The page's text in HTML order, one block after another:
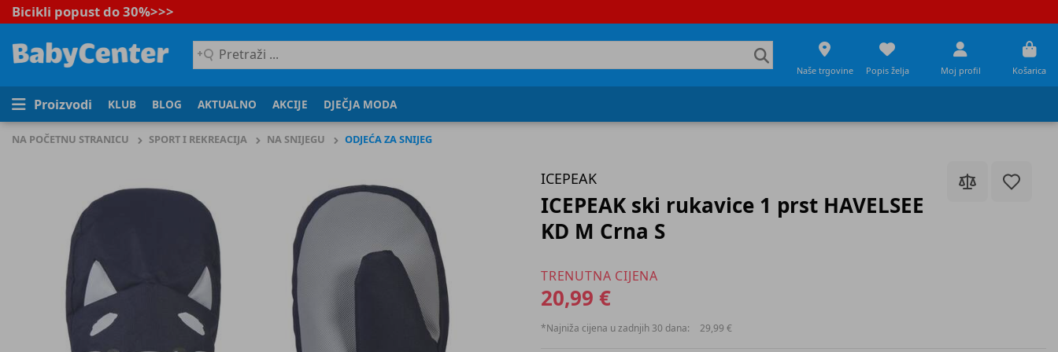
Bicikli popust do 30%>>>
Pretraži
...
Naše trgovine Popis želja Moj profil Košarica
Proizvodi KLUB BLOG AKTUALNO AKCIJE DJEČJA MODA
NA POČETNU STRANICU SPORT I REKREACIJA NA SNIJEGU ODJEĆA ZA SNIJEG
ICEPEAK
ICEPEAK ski rukavice 1 prst HAVELSEE
KD M Crna S
TRENUTNA CIJENA
20,99 €
*Najniža cijena u zadnjih 30 dana: 29,99 €